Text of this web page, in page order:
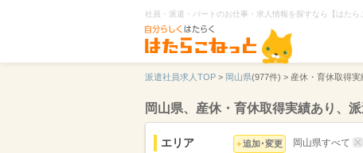
社員・派遣・パートのお仕事・求人情報を探すなら【はたら
派遣社員求人TOP > 岡山県(977件) > 産休・育休取得
岡山県、産休・育休取得実績あり、
エリア 追加･変更 岡山県すべて